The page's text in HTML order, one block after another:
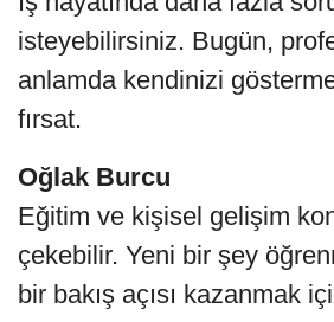
isteyebilirsiniz. Bugün,
anlamda kendinizi
fırsat.
Oğlak Burcu
Eğitim ve kişisel gelişim
çekebilir. Yeni bir şey
bir bakış açısı kazanmak